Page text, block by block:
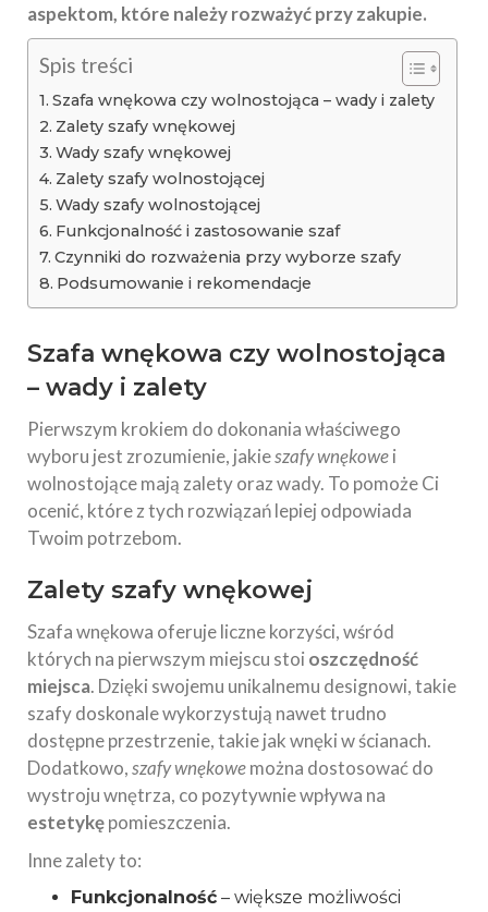
aspektom, które należy rozważyć przy zakupie.
Spis treści
Szafa wnękowa czy wolnostojąca – wady i zalety
Zalety szafy wnękowej
Wady szafy wnękowej
Zalety szafy wolnostojącej
Wady szafy wolnostojącej
Funkcjonalność i zastosowanie szaf
Czynniki do rozważenia przy wyborze szafy
Podsumowanie i rekomendacje
Szafa wnękowa czy wolnostojąca
– wady i zalety
Pierwszym krokiem do dokonania właściwego
wyboru jest zrozumienie, jakieszafy wnękowei
wolnostojące mają zalety oraz wady. To pomoże Ci
ocenić, które z tych rozwiązań lepiej odpowiada
Twoim potrzebom.
Zalety szafy wnękowej
Szafa wnękowa oferuje liczne korzyści, wśród
których na pierwszym miejscu stoi oszczędność
miejsca. Dzięki swojemu unikalnemu designowi, takie
szafy doskonale wykorzystują nawet trudno
dostępne przestrzenie, takie jak wnęki w ścianach.
Dodatkowo,szafy wnękowemożna dostosować do
wystroju wnętrza, co pozytywnie wpływa na
estetykępomieszczenia.
Inne zalety to:
Funkcjonalność – większe możliwości